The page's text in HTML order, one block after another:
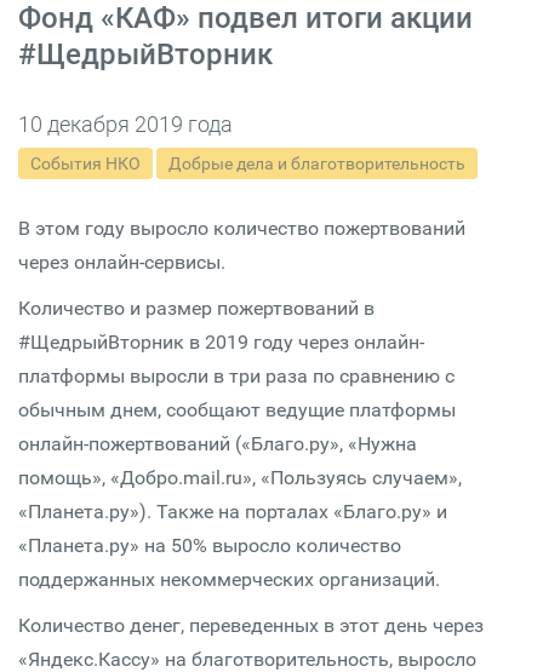
Фонд «КАФ» подвел итоги акции
#ЩедрыйВторник
10 декабря 2019 года
События НКО Добрые дела и благотворительность
В этом году выросло количество пожертвований
через онлайн-сервисы.
Количество и размер пожертвований в
#ЩедрыйВторник в 2019 году через онлайн-
платформы выросли в три раза по сравнению с
обычным днем, сообщают ведущие платформы
онлайн-пожертвований («Благо.ру», «Нужна
помощь», «Добро.mail.ru», «Пользуясь случаем»,
«Планета.ру»). Также на порталах «Благо.ру» и
«Планета.ру» на 50% выросло количество
поддержанных некоммерческих организаций.
Количество денег, переведенных в этот день через
«Яндекс.Кассу» на благотворительность, выросло